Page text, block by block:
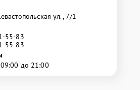
ул., 7/1
55-83
55-83
до 21:00